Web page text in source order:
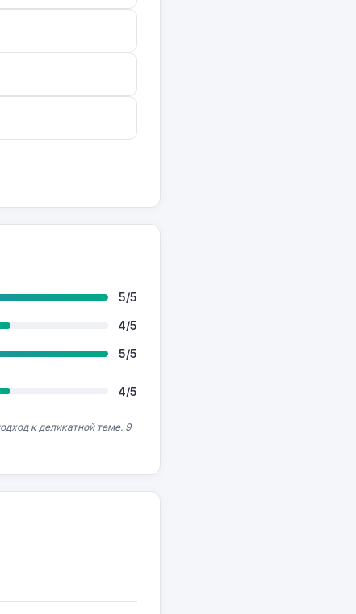
5/5
4/5
5/5
4/5
к деликатной теме. 9